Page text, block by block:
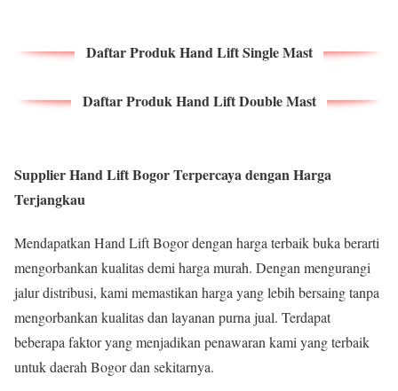
Daftar Produk Hand Lift Single Mast
Daftar Produk Hand Lift Double Mast
Supplier Hand Lift Bogor Terpercaya dengan Harga
Terjangkau
Mendapatkan Hand Lift Bogor dengan harga terbaik buka berarti
mengorbankan kualitas demi harga murah. Dengan mengurangi
jalur distribusi, kami memastikan harga yang lebih bersaing tanpa
mengorbankan kualitas dan layanan purna jual. Terdapat
beberapa faktor yang menjadikan penawaran kami yang terbaik
untuk daerah Bogor dan sekitarnya.